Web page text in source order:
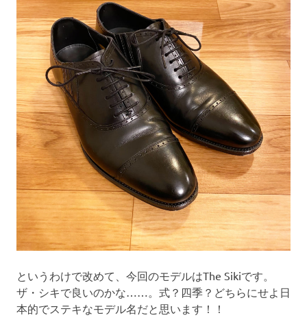
というわけで改めて、今回のモデルはThe Sikiです。
ザ・シキで良いのかな……。式？四季？どちらにせよ日
本的でステキなモデル名だと思います！！